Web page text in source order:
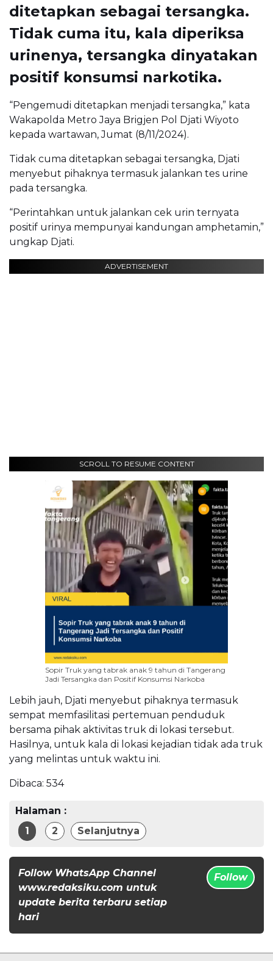
ditetapkan sebagai tersangka.
Tidak cuma itu, kala diperiksa
urinenya, tersangka dinyatakan
positif konsumsi narkotika.
“Pengemudi ditetapkan menjadi tersangka,” kata
Wakapolda Metro Jaya Brigjen Pol Djati Wiyoto
kepada wartawan, Jumat (8/11/2024).
Tidak cuma ditetapkan sebagai tersangka, Djati
menyebut pihaknya termasuk jalankan tes urine
pada tersangka.
“Perintahkan untuk jalankan cek urin ternyata
positif urinya mempunyai kandungan amphetamin,”
ungkap Djati.
ADVERTISEMENT
SCROLL TO RESUME CONTENT
Sopir Truk yang tabrak anak 9 tahun di Tangerang
Jadi Tersangka dan Positif Konsumsi Narkoba
Lebih jauh, Djati menyebut pihaknya termasuk
sempat memfasilitasi pertemuan penduduk
bersama pihak aktivitas truk di lokasi tersebut.
Hasilnya, untuk kala di lokasi kejadian tidak ada truk
yang melintas untuk waktu ini.
Dibaca: 534
Halaman :
1
2 Selanjutnya
Follow WhatsApp Channel
www.redaksiku.com untuk
update berita terbaru setiap
hari
Follow